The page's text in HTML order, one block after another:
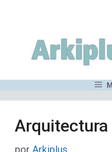
contenido
por Arkiplus